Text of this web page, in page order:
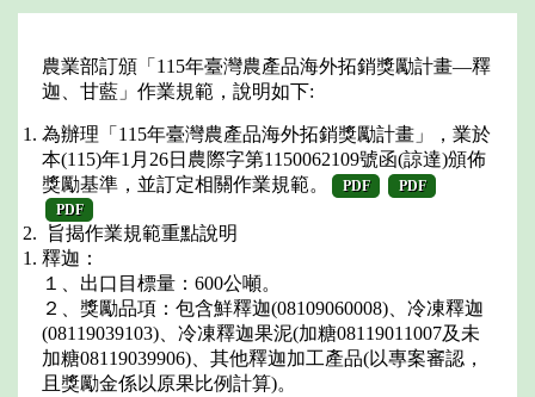
農業部訂頒「115年臺灣農產品海外拓銷獎勵計畫—釋
迦、甘藍」作業規範，說明如下:
為辦理「115年臺灣農產品海外拓銷獎勵計畫」，業於
本(115)年1月26日農際字第1150062109號函(諒達)頒佈
獎勵基準，並訂定相關作業規範。
PDF
PDF
PDF
旨揭作業規範重點說明
釋迦：
１、出口目標量：600公噸。
２、獎勵品項：包含鮮釋迦(08109060008)、冷凍釋迦
(08119039103)、冷凍釋迦果泥(加糖08119011007及未
加糖08119039906)、其他釋迦加工產品(以專案審認，
且獎勵金係以原果比例計算)。